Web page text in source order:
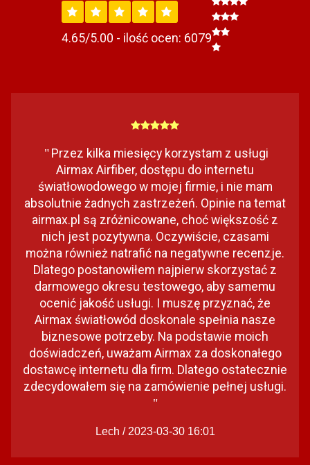
4.65/5.00 - ilość ocen: 6079
" Przez kilka miesięcy korzystam z usługi
Airmax Airfiber, dostępu do internetu
światłowodowego w mojej firmie, i nie mam
absolutnie żadnych zastrzeżeń. Opinie na temat
airmax.pl są zróżnicowane, choć większość z
nich jest pozytywna. Oczywiście, czasami
można również natrafić na negatywne recenzje.
Dlatego postanowiłem najpierw skorzystać z
darmowego okresu testowego, aby samemu
ocenić jakość usługi. I muszę przyznać, że
Airmax światłowód doskonale spełnia nasze
biznesowe potrzeby. Na podstawie moich
doświadczeń, uważam Airmax za doskonałego
dostawcę internetu dla firm. Dlatego ostatecznie
zdecydowałem się na zamówienie pełnej usługi.
"
Lech / 2023-03-30 16:01